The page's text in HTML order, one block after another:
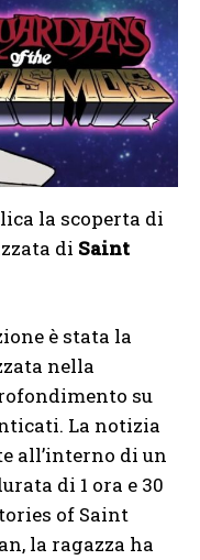
la scoperta di
di Saint
è stata la
nella
su
La notizia
all’interno di un
di 1 ora e 30
of Saint
la ragazza ha